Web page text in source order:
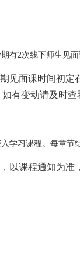
有2次线下师生见面
见面课时间初定
有变动请及时查
学习课程。每章节
以课程通知为准